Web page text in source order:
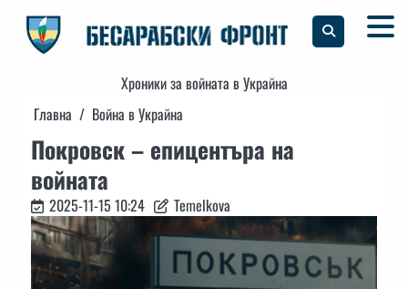
content
Хроники за войната в Украйна
Главна
Война в Украйна
Покровск – епицентъра на
войната
2025-11-15 10:24 Temelkova